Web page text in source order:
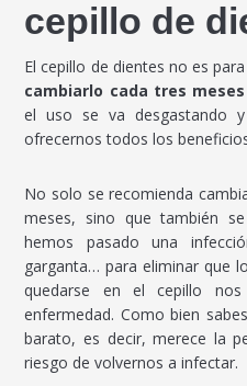
cepillo de
El cepillo de dientes no es
cambiarlo cada tres
el uso se va desgastando
ofrecernos todos los
No solo se recomienda
meses, sino que también
hemos pasado una
garganta… para eliminar que
quedarse en el cepillo
enfermedad. Como bien
barato, es decir, merece la
riesgo de volvernos a infectar.